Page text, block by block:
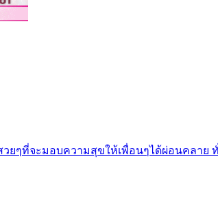
วยๆที่จะมอบความสุขให้เพื่อนๆได้ผ่อนคลาย